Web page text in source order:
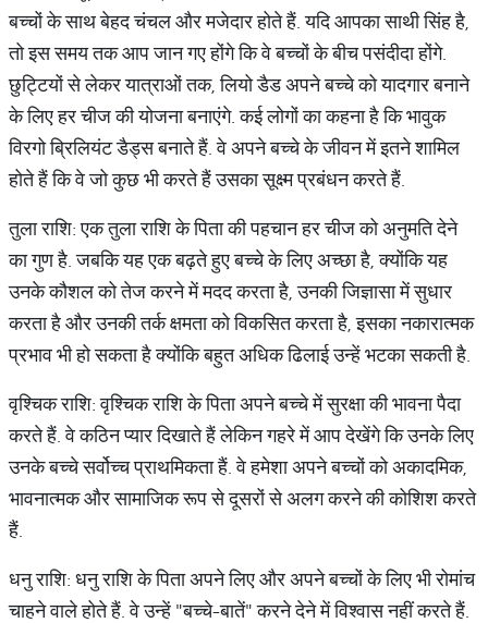
बच्चों के साथ बेहद चंचल और मजेदार होते हैं. यदि आपका साथी सिंह है,
तो इस समय तक आप जान गए होंगे कि वे बच्चों के बीच पसंदीदा होंगे.
छुट्टियों से लेकर यात्राओं तक, लियो डैड अपने बच्चे को यादगार बनाने
के लिए हर चीज की योजना बनाएंगे. कई लोगों का कहना है कि भावुक
विरगो ब्रिलियंट डैड्स बनाते हैं. वे अपने बच्चे के जीवन में इतने शामिल
होते हैं कि वे जो कुछ भी करते हैं उसका सूक्ष्म प्रबंधन करते हैं.
तुला राशि: एक तुला राशि के पिता की पहचान हर चीज को अनुमति देने
का गुण है. जबकि यह एक बढ़ते हुए बच्चे के लिए अच्छा है, क्योंकि यह
उनके कौशल को तेज करने में मदद करता है, उनकी जिज्ञासा में सुधार
करता है और उनकी तर्क क्षमता को विकसित करता है, इसका नकारात्मक
प्रभाव भी हो सकता है क्योंकि बहुत अधिक ढिलाई उन्हें भटका सकती है.
वृश्चिक राशि: वृश्चिक राशि के पिता अपने बच्चे में सुरक्षा की भावना पैदा
करते हैं. वे कठिन प्यार दिखाते हैं लेकिन गहरे में आप देखेंगे कि उनके लिए
उनके बच्चे सर्वोच्च प्राथमिकता हैं. वे हमेशा अपने बच्चों को अकादमिक,
भावनात्मक और सामाजिक रूप से दूसरों से अलग करने की कोशिश करते
हैं.
धनु राशि: धनु राशि के पिता अपने लिए और अपने बच्चों के लिए भी रोमांच
चाहने वाले होते हैं. वे उन्हें "बच्चे-बातें" करने देने में विश्वास नहीं करते हैं.